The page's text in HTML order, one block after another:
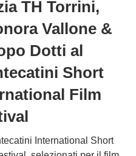
Studios
nov 2022
TH Torrini,
Vallone &
Dotti al
Short
Film